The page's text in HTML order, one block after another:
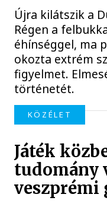
Újra kilátszik a
Régen a
éhínséggel, ma
okozta extrém
figyelmet.
történetét.
KÖZÉLET
Játék
tudomány
veszprémi